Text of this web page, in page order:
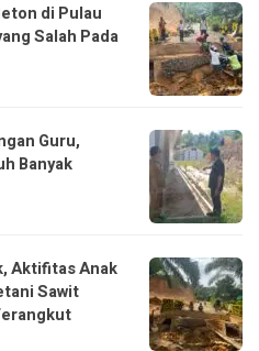
di Pulau
Salah Pada
Guru,
Banyak
Aktifitas Anak
Sawit